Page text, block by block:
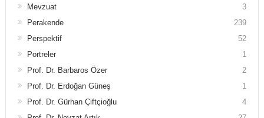
Mevzuat
3
Perakende
239
Perspektif
52
Portreler
1
Prof. Dr. Barbaros Özer
2
Prof. Dr. Erdoğan Güneş
1
Prof. Dr. Gürhan Çiftçioğlu
4